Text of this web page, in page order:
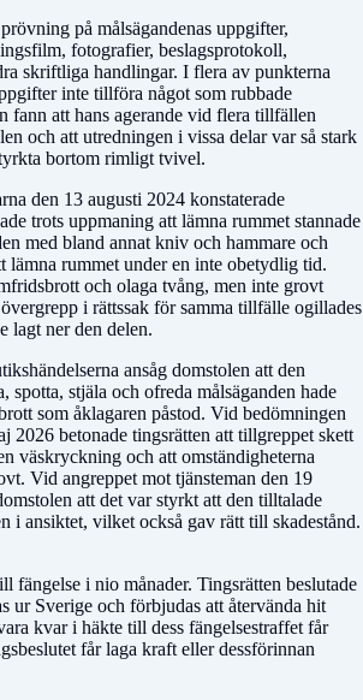
på målsägandenas uppgifter,
fotografier, beslagsprotokoll,
skriftliga handlingar. I flera av punkterna
inte tillföra något som rubbade
fann att hans agerande vid flera tillfällen
och att utredningen i vissa delar var så stark
bortom rimligt tvivel.
den 13 augusti 2024 konstaterade
trots uppmaning att lämna rummet stannade
med bland annat kniv och hammare och
lämna rummet under en inte obetydlig tid.
och olaga tvång, men inte grovt
i rättssak för samma tillfälle ogillades
lagt ner den delen.
ansåg domstolen att den
spotta, stjäla och ofreda målsäganden hade
som åklagaren påstod. Vid bedömningen
2026 betonade tingsrätten att tillgreppet skett
väskryckning och att omständigheterna
Vid angreppet mot tjänsteman den 19
att det var styrkt att den tilltalade
i ansiktet, vilket också gav rätt till skadestånd.
fängelse i nio månader. Tingsrätten beslutade
ur Sverige och förbjudas att återvända hit
kvar i häkte till dess fängelsestraffet får
får laga kraft eller dessförinnan